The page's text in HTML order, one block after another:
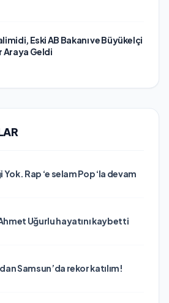
Eski AB Bakanı ve Büyükelçi
Araya Geldi
Rap ‘e selam Pop ‘la devam
Uğurlu hayatını kaybetti
Samsun’da rekor katılım!